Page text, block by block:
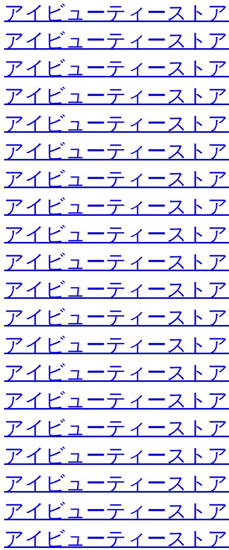
アイビューティースト
アイビューティースト
アイビューティースト
アイビューティースト
アイビューティースト
アイビューティースト
アイビューティースト
アイビューティースト
アイビューティースト
アイビューティースト
アイビューティースト
アイビューティースト
アイビューティースト
アイビューティースト
アイビューティースト
アイビューティースト
アイビューティースト
アイビューティースト
アイビューティースト
アイビューティースト